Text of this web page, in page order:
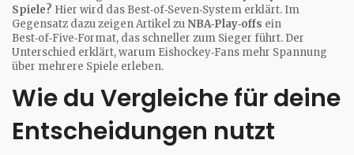
Spiele? Hier wird das Best‑of‑Seven‑System erklärt. Im
Gegensatz dazu zeigen Artikel zu NBA‑Play‑offs ein
Best‑of‑Five‑Format, das schneller zum Sieger führt. Der
Unterschied erklärt, warum Eishockey‑Fans mehr Spannung
über mehrere Spiele erleben.
Wie du Vergleiche für deine
Entscheidungen nutzt